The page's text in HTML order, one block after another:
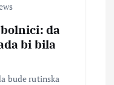
da
bi bila
bude rutinska